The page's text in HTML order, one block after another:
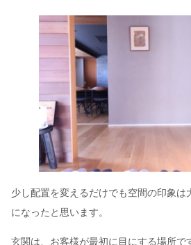
少し配置を変えるだけでも空間の印象は
になったと思います。
玄関は、お客様が最初に目にする場所で